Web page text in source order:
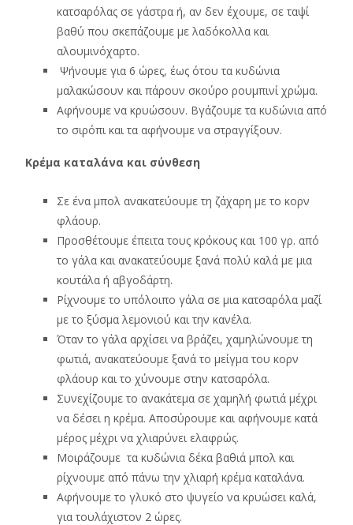
κατσαρόλας σε γάστρα ή, αν δεν έχουμε, σε ταψί
βαθύ που σκεπάζουμε με λαδόκολλα και
αλουμινόχαρτο.
Ψήνουμε για 6 ώρες, έως ότου τα κυδώνια
μαλακώσουν και πάρουν σκούρο ρουμπινί χρώμα.
Αφήνουμε να κρυώσουν. Βγάζουμε τα κυδώνια από
το σιρόπι και τα αφήνουμε να στραγγίξουν.
Κρέμα καταλάνα και σύνθεση
Σε ένα μπολ ανακατεύουμε τη ζάχαρη με το κορν
φλάουρ.
Προσθέτουμε έπειτα τους κρόκους και 100 γρ. από
το γάλα και ανακατεύουμε ξανά πολύ καλά με μια
κουτάλα ή αβγοδάρτη.
Ρίχνουμε το υπόλοιπο γάλα σε μια κατσαρόλα μαζί
με το ξύσμα λεμονιού και την κανέλα.
Όταν το γάλα αρχίσει να βράζει, χαμηλώνουμε τη
φωτιά, ανακατεύουμε ξανά το μείγμα του κορν
φλάουρ και το χύνουμε στην κατσαρόλα.
Συνεχίζουμε το ανακάτεμα σε χαμηλή φωτιά μέχρι
να δέσει η κρέμα. Αποσύρουμε και αφήνουμε κατά
μέρος μέχρι να χλιαρύνει ελαφρώς.
Μοιράζουμε τα κυδώνια δέκα βαθιά μπολ και
ρίχνουμε από πάνω την χλιαρή κρέμα καταλάνα.
Αφήνουμε το γλυκό στο ψυγείο να κρυώσει καλά,
για τουλάχιστον 2 ώρες.